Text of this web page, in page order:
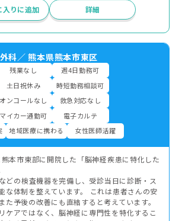
入りに追加 詳細
科／熊本県熊本市東区
残業なし
週4日勤務可
土日祝休み
時短勤務相談可
オンコールなし
救急対応なし
マイカー通勤可
電子カルテ
地域医療に携わる 女性医師活躍
本市東部に開院した「脳神経疾患に特化した
どの検査機器を完備し、受診当日に診断・ス
な体制を整えています。 これは患者さんの安
た予後の改善にも直結すると考えています。
ケアではなく、脳神経に専門性を特化するこ